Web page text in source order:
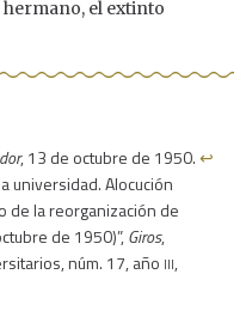
el extinto
, 13 de octubre de 1950.↩︎
universidad. Alocución
de la reorganización de
de 1950)”,Giros,
núm. 17, año iii,